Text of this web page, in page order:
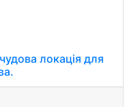
локація для